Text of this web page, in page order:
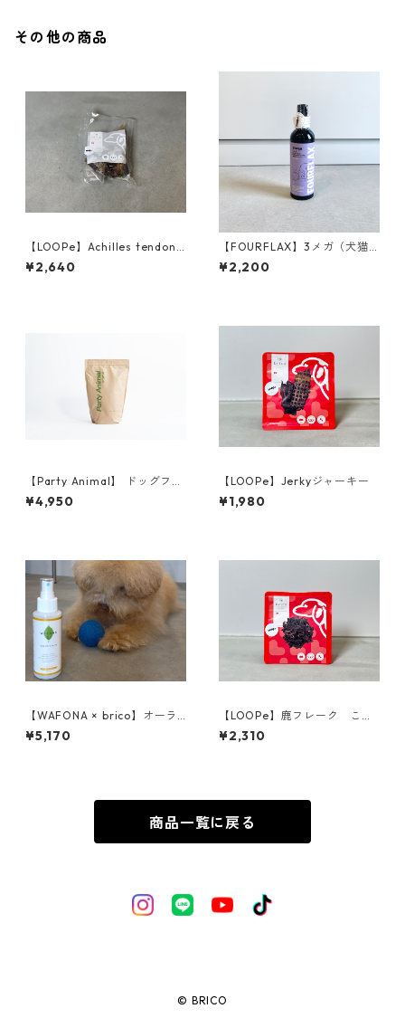
その他の商品
【LOOPe】Achilles tendon
アキレステンドン(アキレス腱)
¥2,640
【FOURFLAX】3メガ（犬猫
兼用）125ml
¥2,200
【Party Animal】 ドッグフー
ド／チキン&オーツレシピ 1.81
kg
¥4,950
【LOOPe】Jerkyジャーキー
¥1,980
【WAFONA × brico】オーラ
ルケアセット
¥5,170
【LOOPe】鹿フレーク これ
おいしいやつ、できました
¥2,310
商品一覧に戻る
© BRICO